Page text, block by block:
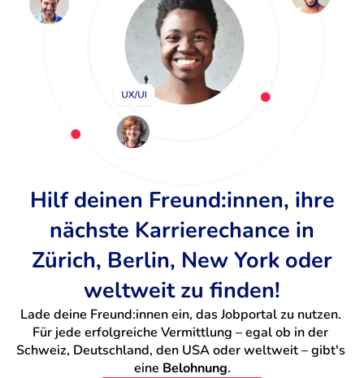
Hilf deinen Freund:innen, ihre
nächste Karrierechance in
Zürich, Berlin, New York oder
weltweit zu finden!
Lade deine Freund:innen ein, das Jobportal zu nutzen.
Für jede erfolgreiche Vermittlung – egal ob in der
Schweiz, Deutschland, den USA oder weltweit – gibt's
eine Belohnung.